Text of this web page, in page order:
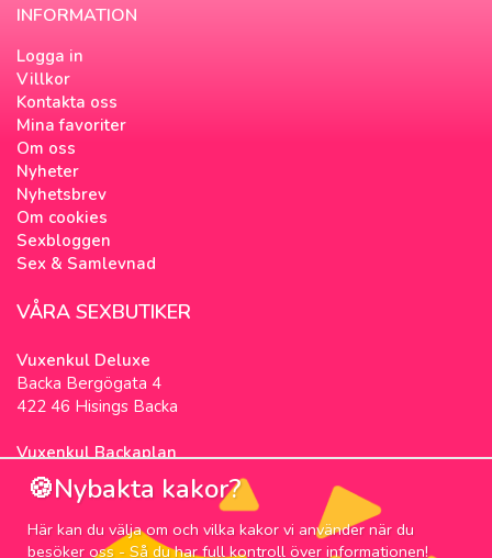
INFORMATION
Logga in
Villkor
Kontakta oss
Mina favoriter
Om oss
Nyheter
Nyhetsbrev
Om cookies
Sexbloggen
Sex & Samlevnad
VÅRA SEXBUTIKER
Vuxenkul Deluxe
Backa Bergögata 4
422 46 Hisings Backa
Vuxenkul Backaplan
Färgfabriksgatan 3
417 05 Göteborg
NYHETSBREV
🍪Nybakta kakor?
Här kan du välja om och vilka kakor vi använder när du
besöker oss - Så du har full kontroll över informationen!